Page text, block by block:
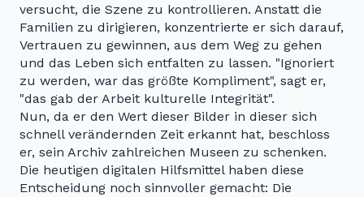
versucht, die Szene zu kontrollieren. Anstatt die
Familien zu dirigieren, konzentrierte er sich darauf,
Vertrauen zu gewinnen, aus dem Weg zu gehen
und das Leben sich entfalten zu lassen. "Ignoriert
zu werden, war das größte Kompliment", sagt er,
"das gab der Arbeit kulturelle Integrität".
Nun, da er den Wert dieser Bilder in dieser sich
schnell verändernden Zeit erkannt hat, beschloss
er, sein Archiv zahlreichen Museen zu schenken.
Die heutigen digitalen Hilfsmittel haben diese
Entscheidung noch sinnvoller gemacht: Die